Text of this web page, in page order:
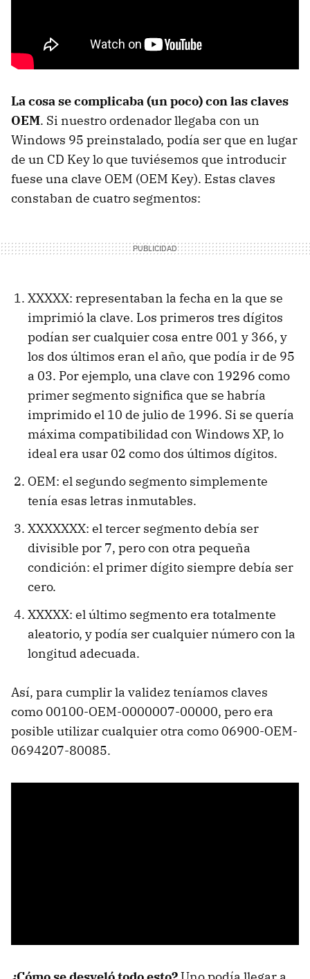
La cosa se complicaba (un poco) con las claves
OEM. Si nuestro ordenador llegaba con un
Windows 95 preinstalado, podía ser que en lugar
de un CD Key lo que tuviésemos que introducir
fuese una clave OEM (OEM Key). Estas claves
constaban de cuatro segmentos:
XXXXX: representaban la fecha en la que se
imprimió la clave. Los primeros tres dígitos
podían ser cualquier cosa entre 001 y 366, y
los dos últimos eran el año, que podía ir de 95
a 03. Por ejemplo, una clave con 19296 como
primer segmento significa que se habría
imprimido el 10 de julio de 1996. Si se quería
máxima compatibilidad con Windows XP, lo
ideal era usar 02 como dos últimos dígitos.
OEM: el segundo segmento simplemente
tenía esas letras inmutables.
XXXXXXX: el tercer segmento debía ser
divisible por 7, pero con otra pequeña
condición: el primer dígito siempre debía ser
cero.
XXXXX: el último segmento era totalmente
aleatorio, y podía ser cualquier número con la
longitud adecuada.
Así, para cumplir la validez teníamos claves
como 00100-OEM-0000007-00000, pero era
posible utilizar cualquier otra como 06900-OEM-
0694207-80085.